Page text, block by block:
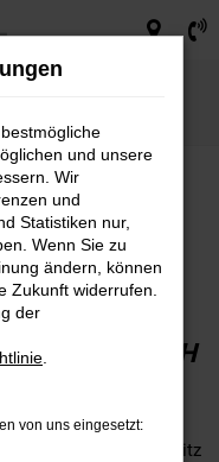
– BALD AUCH
auf den Markt
Auch in Marktredwitz
und unsere
Wir
und
Statistiken nur,
Wenn Sie zu
ändern, können
Zukunft widerrufen.
der
von uns eingesetzt: